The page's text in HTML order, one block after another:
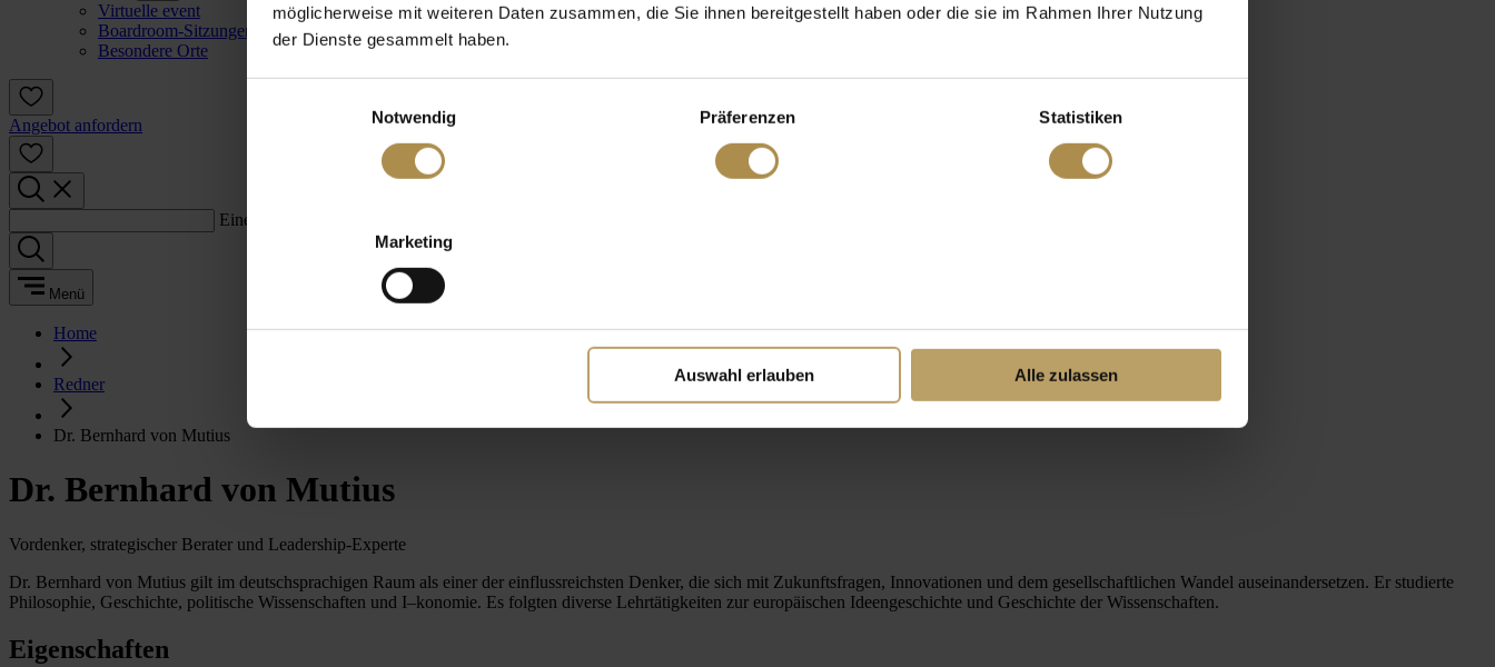
möglicherweise mit weiteren Daten zusammen, die Sie ihnen bereitgestellt haben oder die sie im Rahmen Ihrer Nutzung
der Dienste gesammelt haben.
Notwendig
Präferenzen Statistiken
Marketing
Auswahl erlauben Alle zulassen
Virtuelle event
Boardroom-Sitzungen
Besondere Orte
Angebot anfordern
Einen Suchbegriff eingeben:
Menü
Home
Redner
Dr. Bernhard von Mutius
Dr. Bernhard von Mutius
Vordenker, strategischer Berater und Leadership-Experte
Dr. Bernhard von Mutius gilt im deutschsprachigen Raum als einer der einflussreichsten Denker, die sich mit Zukunftsfragen, Innovationen und dem gesellschaftlichen Wandel auseinandersetzen. Er studierte
Philosophie, Geschichte, politische Wissenschaften und I–konomie. Es folgten diverse Lehrtätigkeiten zur europäischen Ideengeschichte und Geschichte der Wissenschaften.
Eigenschaften